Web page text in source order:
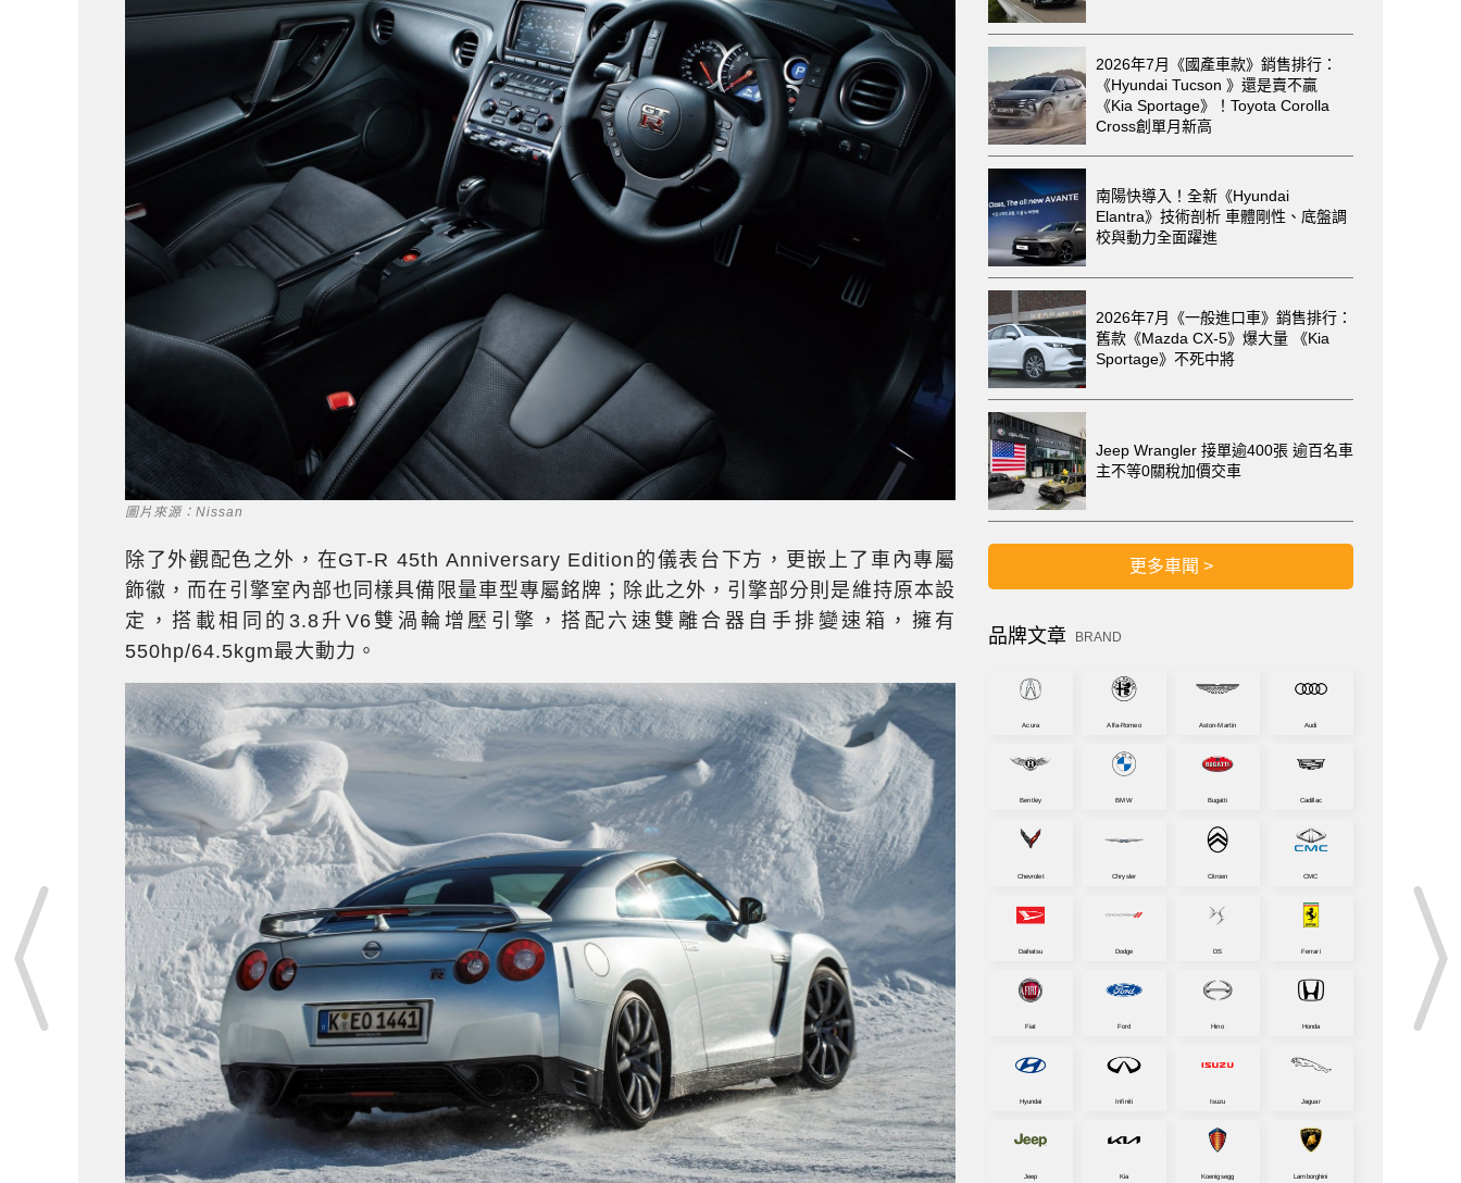
圖片來源：Nissan
除了外觀配色之外，在GT-R 45th Anniversary Edition的儀表台下方，更嵌上了車內專屬
飾徽，而在引擎室內部也同樣具備限量車型專屬銘牌；除此之外，引擎部分則是維持原本設
定，搭載相同的3.8升V6雙渦輪增壓引擎，搭配六速雙離合器自手排變速箱，擁有
550hp/64.5kgm最大動力。
2026年7月《國產車款》銷售排行：
《Hyundai Tucson 》還是賣不贏
《Kia Sportage》！Toyota Corolla
Cross創單月新高
南陽快導入！全新《Hyundai
Elantra》技術剖析 車體剛性、底盤調
校與動力全面躍進
2026年7月《一般進口車》銷售排行：
舊款《Mazda CX-5》爆大量 《Kia
Sportage》不死中將
Jeep Wrangler 接單逾400張 逾百名車
主不等0關稅加價交車
更多車聞 >
品牌文章 BRAND
Acura Alfa-Romeo Aston-Martin Audi
Bentley BMW Bugatti Cadillac
Chevrolet Chrysler Citroen CMC
Daihatsu Dodge DS Ferrari
Fiat Ford Hino Honda
Hyundai Infiniti Isuzu Jaguar
Jeep Kia Koenigsegg Lamborghini